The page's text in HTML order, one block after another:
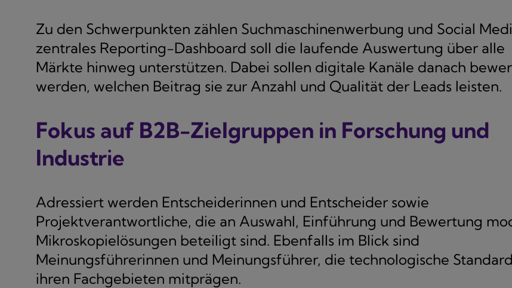
Zu den Schwerpunkten zählen Suchmaschinenwerbung und Social
zentrales Reporting-Dashboard soll die laufende Auswertung über alle
Märkte hinweg unterstützen. Dabei sollen digitale Kanäle danach
werden, welchen Beitrag sie zur Anzahl und Qualität der Leads leisten.
Fokus auf B2B-Zielgruppen in Forschung und
Industrie
Adressiert werden Entscheiderinnen und Entscheider sowie
Projektverantwortliche, die an Auswahl, Einführung und Bewertung
Mikroskopielösungen beteiligt sind. Ebenfalls im Blick sind
Meinungsführerinnen und Meinungsführer, die technologische
ihren Fachgebieten mitprägen.